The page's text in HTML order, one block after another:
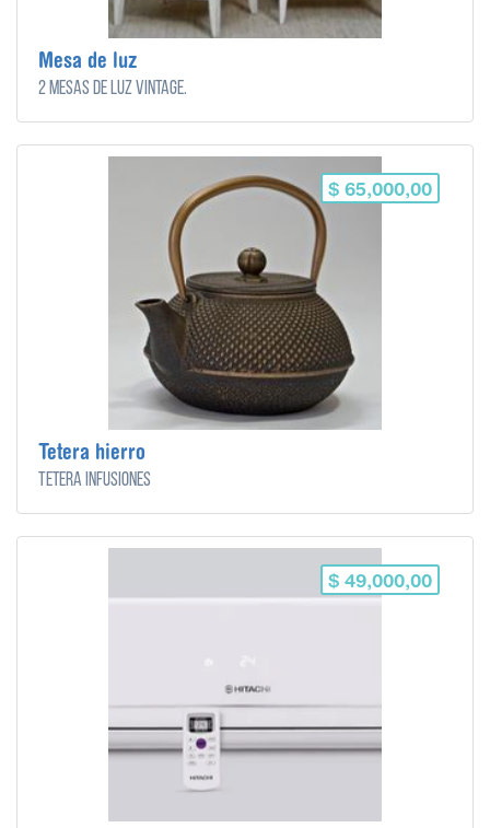
Mesa de luz
2 Mesas de luz vintage.
$ 65,000,00
Tetera hierro
Tetera infusiones
$ 49,000,00